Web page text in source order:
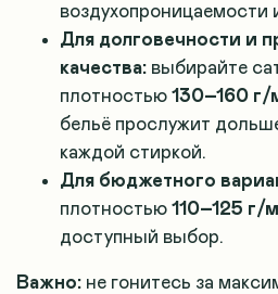
воздухопроницаемости
Для долговечности и
качества: выбирайте
плотностью 130–160 г/
бельё прослужит
каждой стиркой.
Для бюджетного
плотностью 110–125 г/
доступный выбор.
Важно: не гонитесь за